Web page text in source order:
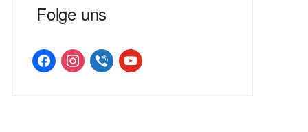
Folge uns
facebookinstagramviber youtube